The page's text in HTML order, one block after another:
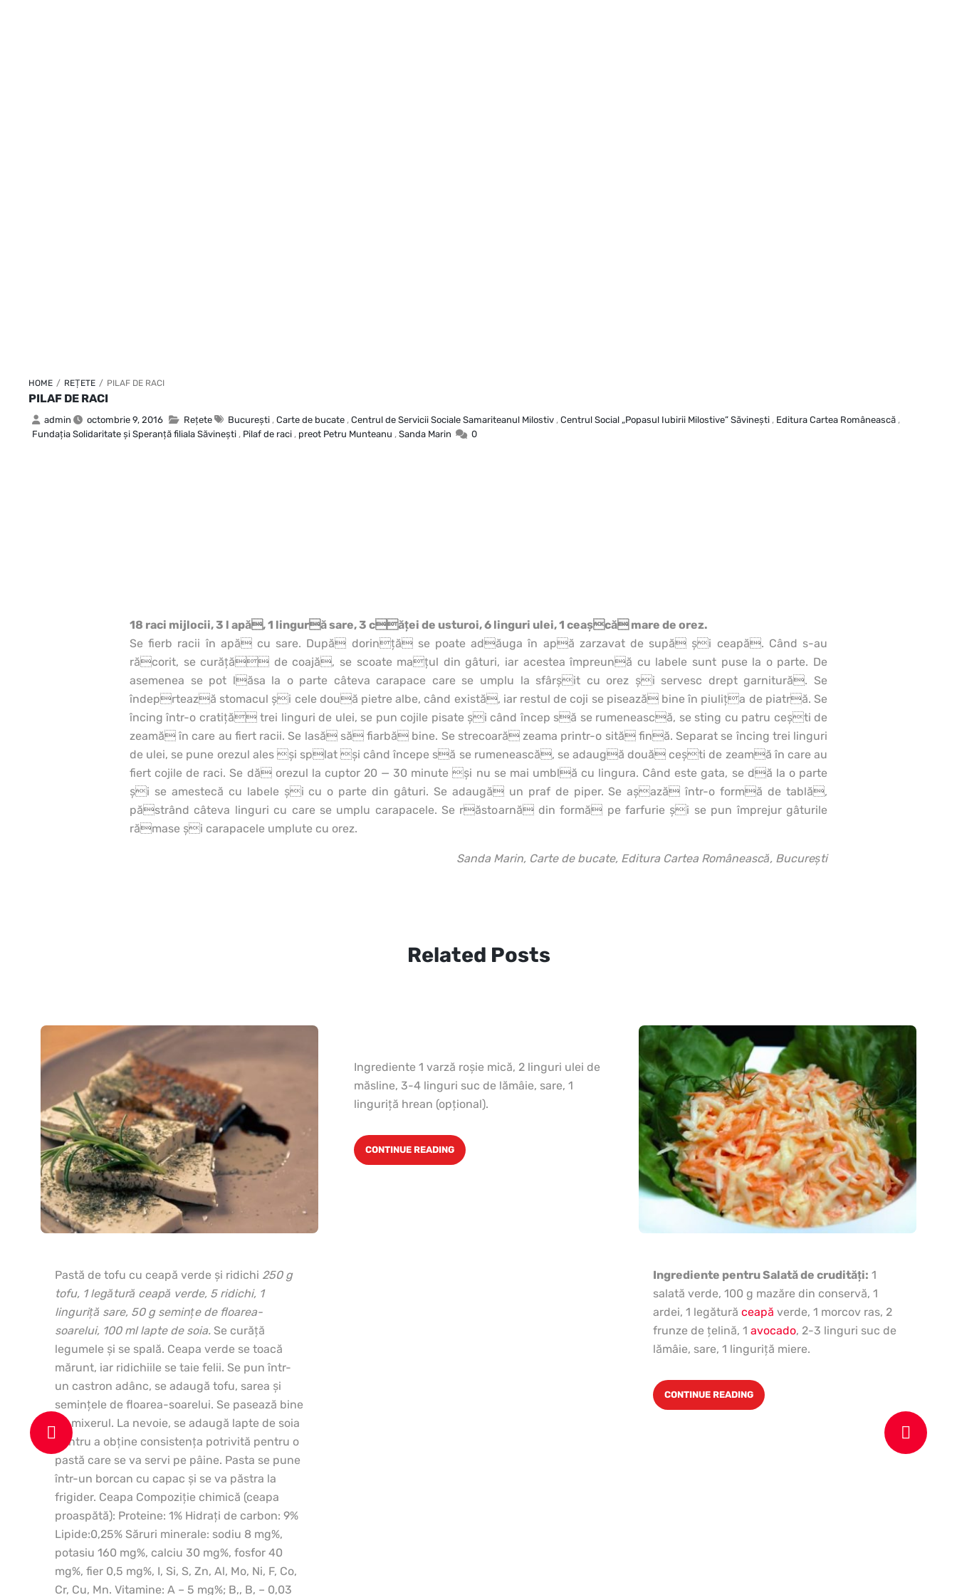
HOME / REȚETE / PILAF DE RACI
PILAF DE RACI
admin octombrie 9, 2016 Rețete Bucureşti , Carte de bucate , Centrul de Servicii Sociale Samariteanul Milostiv , Centrul Social „Popasul Iubirii Milostive” Săvineşti , Editura Cartea Românească ,
Fundaţia Solidaritate şi Speranţă filiala Săvineşti , Pilaf de raci , preot Petru Munteanu , Sanda Marin 0
18 raci mijlocii, 3 l apă, 1 lingură sare, 3 căţei de usturoi, 6 linguri ulei, 1 ceaşcă mare de orez.
Se fierb racii în apă cu sare. După dorinţă se poate adăuga în apă zarzavat de supă şi ceapă. Când s-au
răcorit, se curăţă de coajă, se scoate maţul din gâturi, iar acestea împreună cu labele sunt puse la o parte. De
asemenea se pot lăsa la o parte câteva carapace care se umplu la sfârşit cu orez şi servesc drept garnitură. Se
îndeprtează stomacul şi cele două pietre albe, când există, iar restul de coji se pisează bine în piuliţa de piatră. Se
încing într-o cratiţă trei linguri de ulei, se pun cojile pisate şi când încep să se rumenească, se sting cu patru ceşti de
zeamă în care au fiert racii. Se lasă să fiarbă bine. Se strecoară zeama printr-o sită fină. Separat se încing trei linguri
de ulei, se pune orezul ales şi splat şi când începe să se rumenească, se adaugă două ceşti de zeamă în care au
fiert cojile de raci. Se dă orezul la cuptor 20 — 30 minute şi nu se mai umblă cu lingura. Când este gata, se dă la o parte
şi se amestecă cu labele şi cu o parte din gâturi. Se adaugă un praf de piper. Se aşază într-o formă de tablă,
păstrând câteva linguri cu care se umplu carapacele. Se răstoarnă din formă pe farfurie şi se pun împrejur gâturile
rămase şi carapacele umplute cu orez.
Sanda Marin, Carte de bucate, Editura Cartea Românească, Bucureşti
Related Posts
Pastă de tofu cu ceapă verde şi ridichi 250 g
tofu, 1 legătură ceapă verde, 5 ridichi, 1
linguriţă sare, 50 g seminţe de floarea-
soarelui, 100 ml lapte de soia. Se curăţă
legumele şi se spală. Ceapa verde se toacă
mărunt, iar ridichiile se taie felii. Se pun într-
un castron adânc, se adaugă tofu, sarea şi
seminţele de floarea-soarelui. Se pasează bine
cu mixerul. La nevoie, se adaugă lapte de soia
pentru a obţine consistenţa potrivită pentru o
pastă care se va servi pe pâine. Pasta se pune
într-un borcan cu capac şi se va păstra la
frigider. Ceapa Compoziţie chimică (ceapa
proaspătă): Proteine: 1% Hidraţi de carbon: 9%
Lipide:0,25% Săruri minerale: sodiu 8 mg%,
potasiu 160 mg%, calciu 30 mg%, fosfor 40
mg%, fier 0,5 mg%, I, Si, S, Zn, Al, Mo, Ni, F, Co,
Cr, Cu, Mn. Vitamine: A – 5 mg%; B,, B, – 0,03
Ingrediente 1 varză roşie mică, 2 linguri ulei de
măsline, 3-4 linguri suc de lămâie, sare, 1
linguriţă hrean (opţional).
CONTINUE READING
Ingrediente pentru Salată de crudităţi: 1
salată verde, 100 g mazăre din conservă, 1
ardei, 1 legătură ceapă verde, 1 morcov ras, 2
frunze de ţelină, 1 avocado, 2-3 linguri suc de
lămâie, sare, 1 linguriţă miere.
CONTINUE READING